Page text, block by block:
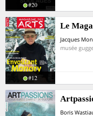
#20
Le
Jacques
musée
#12
Boris